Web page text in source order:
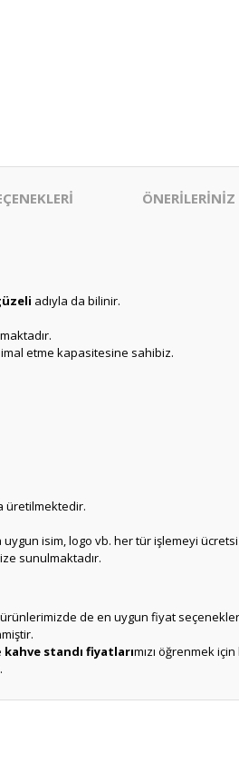
ÖNERİLERİNİZ
adıyla da bilinir.
etme kapasitesine sahibiz.
üretilmektedir.
isim, logo vb. her tür işlemeyi
sunulmaktadır.
de en uygun fiyat
kahve standı fiyatlarımızı öğrenmek